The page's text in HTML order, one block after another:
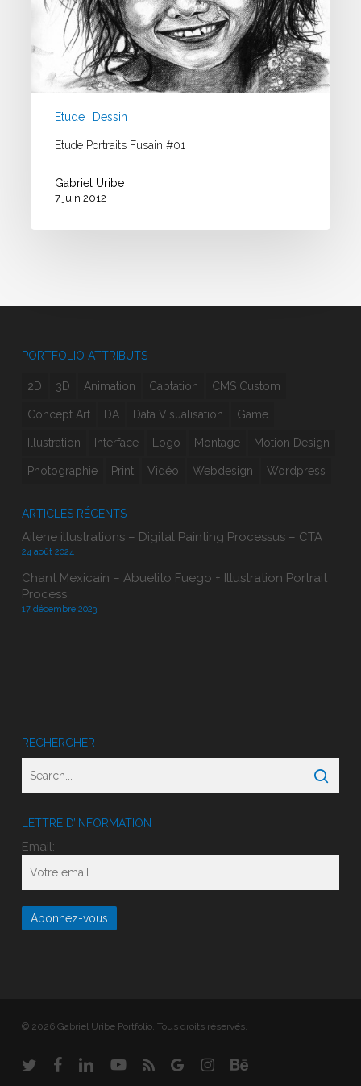
Etude Dessin
Etude Portraits Fusain #01
Gabriel Uribe
7 juin 2012
PORTFOLIO ATTRIBUTS
2D 3D Animation Captation CMS Custom
Concept Art DA Data Visualisation Game
Illustration Interface Logo Montage Motion Design
Photographie Print Vidéo Webdesign Wordpress
ARTICLES RÉCENTS
Ailene illustrations – Digital Painting Processus – CTA
24 août 2024
Chant Mexicain – Abuelito Fuego + Illustration Portrait
Process
17 décembre 2023
RECHERCHER
LETTRE D’INFORMATION
Email:
© 2026 Gabriel Uribe Portfolio. Tous droits réservés.
twitter facebooklinkedinyoutubeRSS
google-instagrambehance